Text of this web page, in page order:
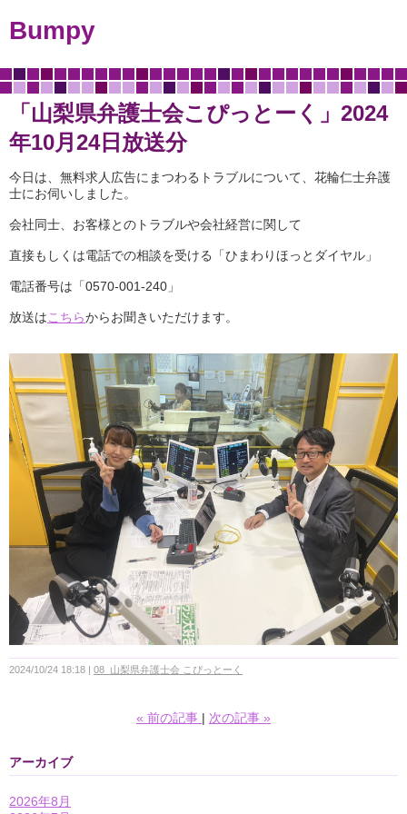
Bumpy
「山梨県弁護士会こぴっとーく」2024
年10月24日放送分
今日は、無料求人広告にまつわるトラブルについて、花輪仁士弁護
士にお伺いしました。
会社同士、お客様とのトラブルや会社経営に関して
直接もしくは電話での相談を受ける「ひまわりほっとダイヤル」
電話番号は「0570-001-240」
放送はこちらからお聞きいただけます。
2024/10/24 18:18 08_山梨県弁護士会 こぴっとーく
« 前の記事 次の記事 »
アーカイブ
2026年8月